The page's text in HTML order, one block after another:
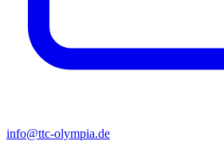
info@ttc-olympia.de